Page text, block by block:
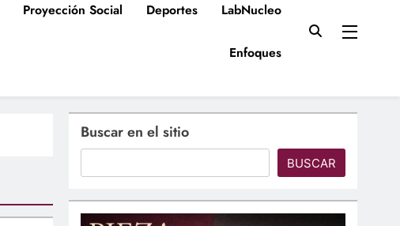
Proyección Social Deportes LabNucleo
Enfoques
Buscar en el sitio
BUSCAR